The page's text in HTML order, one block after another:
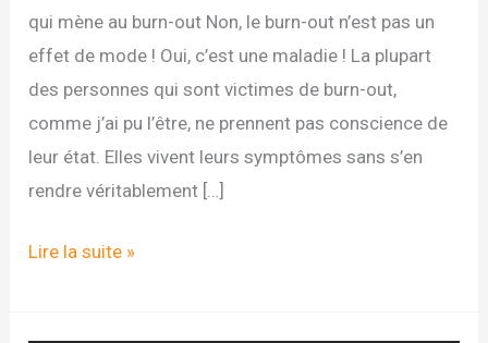
qui mène au burn-out Non, le burn-out n’est pas un
effet de mode ! Oui, c’est une maladie ! La plupart
des personnes qui sont victimes de burn-out,
comme j’ai pu l’être, ne prennent pas conscience de
leur état. Elles vivent leurs symptômes sans s’en
rendre véritablement […]
Le
Lire la suite »